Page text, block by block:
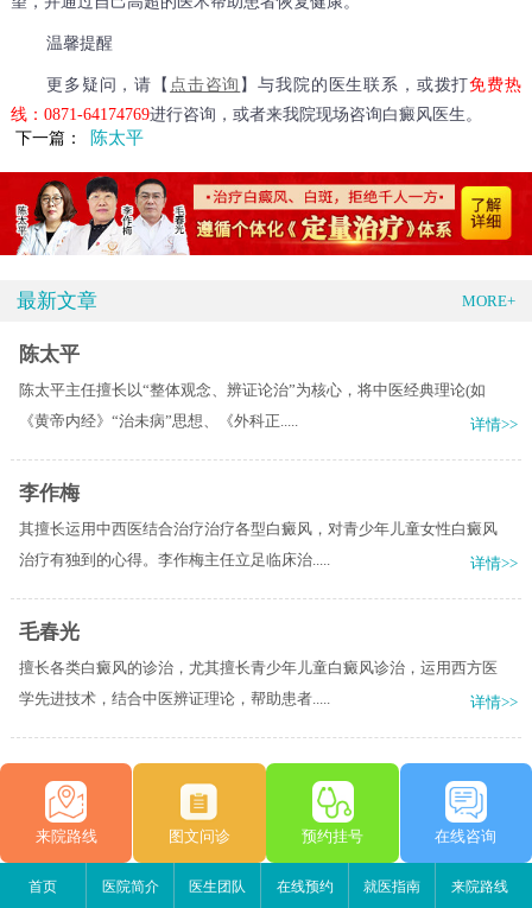
温馨提醒
更多疑问，请【 点击咨询 】与我院的医生联系，或拨打免费热
线：0871-64174769进行咨询，或者来我院现场咨询白癜风医生。
下一篇：
陈太平
最新文章 MORE+
陈太平
陈太平主任擅长以“整体观念、辨证论治”为核心，将中医经典理论(如
《黄帝内经》“治未病”思想、《外科正.....
详情>>
李作梅
其擅长运用中西医结合治疗治疗各型白癜风，对青少年儿童女性白癜风
治疗有独到的心得。李作梅主任立足临床治.....
详情>>
毛春光
擅长各类白癜风的诊治，尤其擅长青少年儿童白癜风诊治，运用西方医
学先进技术，结合中医辨证理论，帮助患者.....
详情>>
来院路线 图文问诊 预约挂号 在线咨询
首页 医院简介 医生团队 在线预约 就医指南 来院路线